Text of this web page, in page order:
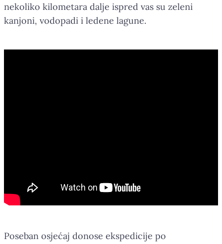
nekoliko kilometara dalje ispred vas su zeleni
kanjoni, vodopadi i ledene lagune.
Poseban osjećaj donose ekspedicije po